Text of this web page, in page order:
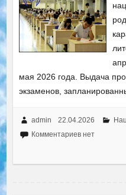
мая 2026 года. Выдача
экзаменов,
admin 22.04.2026
Комментариев нет